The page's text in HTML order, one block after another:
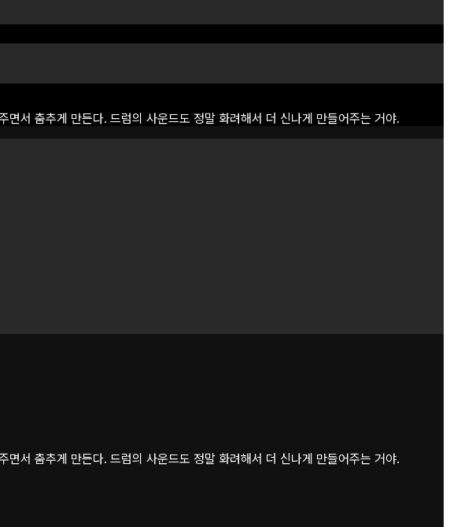
면서 춤추게 만든다. 드럼의 사운드도 정말 화려해서 더 신나게 만들어주는 거야.
서 춤추게 만든다. 드럼의 사운드도 정말 화려해서 더 신나게 만들어주는 거야.